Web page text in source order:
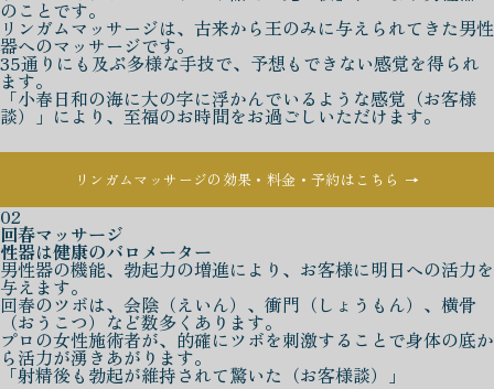
のことです。
リンガムマッサージは、古来から王のみに与えられてきた男性
器へのマッサージです。
35通りにも及ぶ多様な手技で、予想もできない感覚を得られ
ます。
「小春日和の海に大の字に浮かんでいるような感覚（お客様
談）」により、至福のお時間をお過ごしいただけます。
リンガムマッサージの効果・料金・予約はこちら →
02
回春マッサージ
性器は健康のバロメーター
男性器の機能、勃起力の増進により、お客様に明日への活力を
与えます。
回春のツボは、会陰（えいん）、衝門（しょうもん）、横骨
（おうこつ）など数多くあります。
プロの女性施術者が、的確にツボを刺激することで身体の底か
ら活力が湧きあがります。
「射精後も勃起が維持されて驚いた（お客様談）」